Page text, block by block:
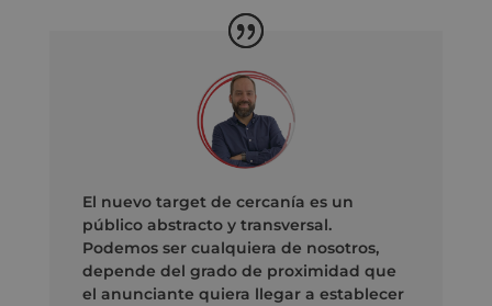
El nuevo target de cercanía es un
público abstracto y transversal.
Podemos ser cualquiera de nosotros,
depende del grado de proximidad que
el anunciante quiera llegar a establecer